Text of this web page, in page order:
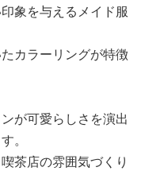
象を与えるメイド服
カラーリングが特徴
が可愛らしさを演出
。
茶店の雰囲気づくり